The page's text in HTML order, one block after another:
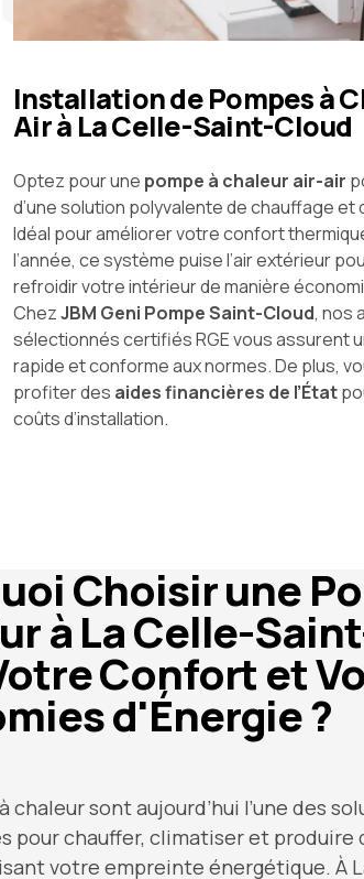
Installation de Pompes à
Air à La Celle-Saint-Cloud
Optez pour une pompe à chaleur air-air
d’une solution polyvalente de chauffage et
Idéal pour améliorer votre confort
l’année, ce système puise l’air extérieur
refroidir votre intérieur de manière
ChezJBM Geni Pompe Saint-Cloud, nos
sélectionnés certifiés RGE vous assurent
rapide et conforme aux normes. De plus,
profiter des aides financières de l’État
coûts d’installation.
Choisir une
à La Celle-
Confort et
d'Énergie ?
chaleur sont aujourd’hui l’une des
pour chauffer, climatiser et produire
votre empreinte énergétique. À